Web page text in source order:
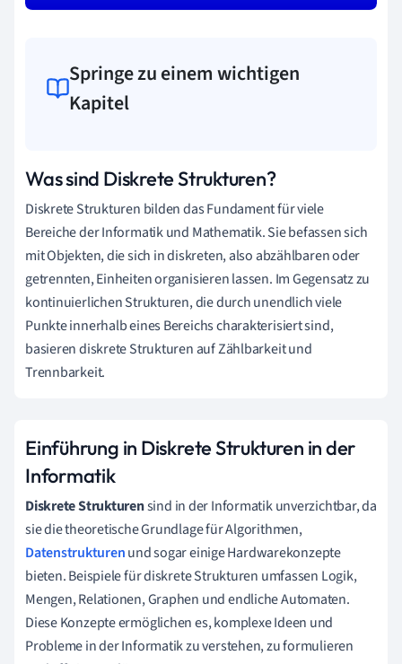
Springe zu einem wichtigen
Kapitel
Was sind Diskrete Strukturen?
Diskrete Strukturen bilden das Fundament für viele
Bereiche der Informatik und Mathematik. Sie befassen sich
mit Objekten, die sich in diskreten, also abzählbaren oder
getrennten, Einheiten organisieren lassen. Im Gegensatz zu
kontinuierlichen Strukturen, die durch unendlich viele
Punkte innerhalb eines Bereichs charakterisiert sind,
basieren diskrete Strukturen auf Zählbarkeit und
Trennbarkeit.
Einführung in Diskrete Strukturen in der
Informatik
Diskrete Strukturensind in der Informatik unverzichtbar, da
sie die theoretische Grundlage für Algorithmen,
Datenstrukturenund sogar einige Hardwarekonzepte
bieten. Beispiele für diskrete Strukturen umfassen Logik,
Mengen, Relationen, Graphen und endliche Automaten.
Diese Konzepte ermöglichen es, komplexe Ideen und
Probleme in der Informatik zu verstehen, zu formulieren